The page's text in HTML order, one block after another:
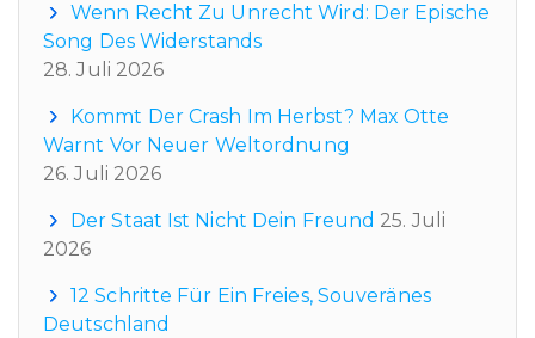
Wenn Recht Zu Unrecht Wird: Der Epische
Song Des Widerstands
28. Juli 2026
Kommt Der Crash Im Herbst? Max Otte
Warnt Vor Neuer Weltordnung
26. Juli 2026
Der Staat Ist Nicht Dein Freund 25. Juli
2026
12 Schritte Für Ein Freies, Souveränes
Deutschland